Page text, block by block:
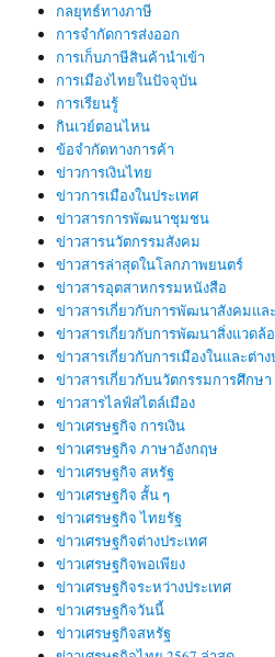
กลยุทธ์ทางภาษี
การจำกัดการส่งออก
การเก็บภาษีสินค้านำเข้า
การเมืองไทยในปัจจุบัน
การเรียนรู้
กินเวย์ตอนไหน
ข้อจำกัดทางการค้า
ข่าวการเงินไทย
ข่าวการเมืองในประเทศ
ข่าวสารการพัฒนาชุมชน
ข่าวสารนวัตกรรมสังคม
ข่าวสารล่าสุดในโลกภาพยนตร์
ข่าวสารอุตสาหกรรมหนังสือ
ข่าวสารเกี่ยวกับการพัฒนาสังคมแ
ข่าวสารเกี่ยวกับการพัฒนาสิ่งแวดล้
ข่าวสารเกี่ยวกับการเมืองในและต่าง
ข่าวสารเกี่ยวกับนวัตกรรมการศึกษา
ข่าวสารไลฟ์สไตล์เมือง
ข่าวเศรษฐกิจ การเงิน
ข่าวเศรษฐกิจ ภาษาอังกฤษ
ข่าวเศรษฐกิจ สหรัฐ
ข่าวเศรษฐกิจ สั้น ๆ
ข่าวเศรษฐกิจ ไทยรัฐ
ข่าวเศรษฐกิจต่างประเทศ
ข่าวเศรษฐกิจพอเพียง
ข่าวเศรษฐกิจระหว่างประเทศ
ข่าวเศรษฐกิจวันนี้
ข่าวเศรษฐกิจสหรัฐ